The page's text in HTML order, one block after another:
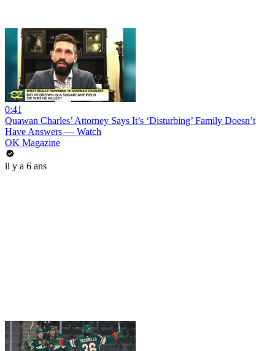
0:41
Quawan Charles’ Attorney Says It’s ‘Disturbing’ Family Doesn’t
Have Answers — Watch
OK Magazine
il y a 6 ans